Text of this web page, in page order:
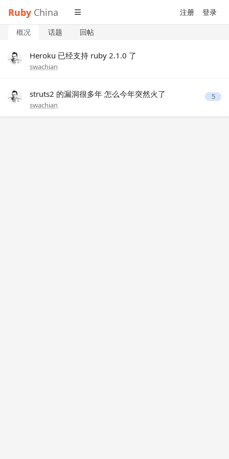
Ruby China 注册 登录
概况 话题 回帖
Heroku 已经支持 ruby 2.1.0 了
swachian
struts2 的漏洞很多年 怎么今年突然火了
swachian
5